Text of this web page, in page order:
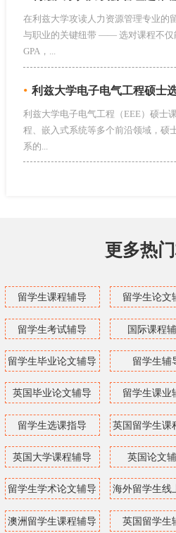
在利兹大学攻读人力资源管理专业的
与职业的关键纽带 —— 选对课程不仅
GPA，...
• 利兹大学电子电气工程硕士
利兹大学电子电气工程（EEE）硕士
程、嵌入式系统等多个前沿领域，硕
系的...
更多热
留学生课程辅导 留学生论文
留学生考试辅导 国际课程
留学生毕业论文辅导 留学生辅
英国毕业论文辅导 留学生课业
留学生选课指导 英国留学生课
英国大学课程辅导 英国论文
留学生学术论文辅导 海外留学生线
澳洲留学生课程辅导 英国留学生